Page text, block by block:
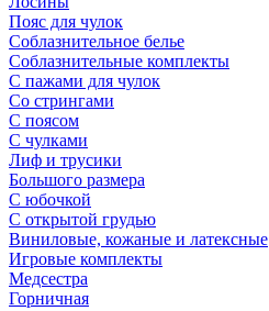
Пояс для чулок
Соблазнительное белье
Соблазнительные комплекты
С пажами для чулок
Со стрингами
С поясом
С чулками
Лиф и трусики
Большого размера
С юбочкой
С открытой грудью
Виниловые, кожаные и латексные
Игровые комплекты
Медсестра
Горничная